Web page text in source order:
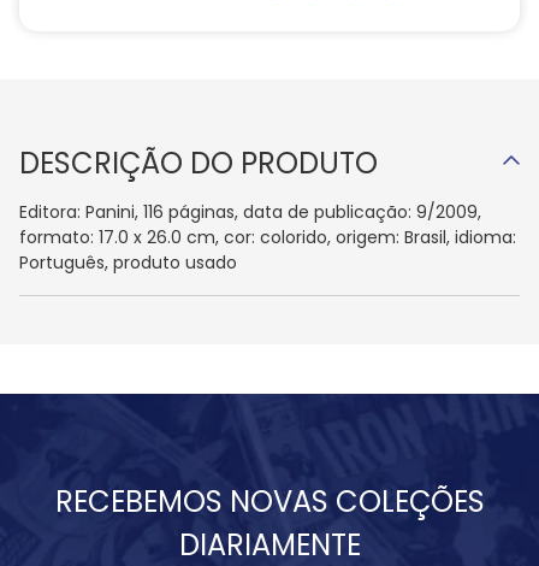
DESCRIÇÃO DO PRODUTO
Editora: Panini, 116 páginas, data de publicação: 9/2009,
formato: 17.0 x 26.0 cm, cor: colorido, origem: Brasil, idioma:
Português, produto usado
RECEBEMOS NOVAS COLEÇÕES
DIARIAMENTE